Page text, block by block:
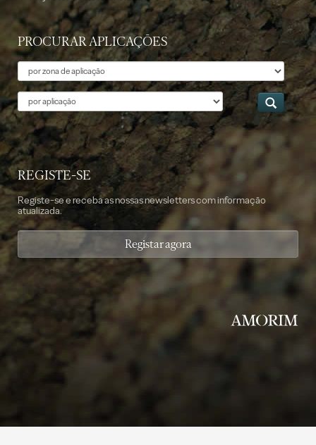
PROCURAR APLICAÇÕES
Tema
Aplicação
REGISTE-SE
Registe-se e receba as nossas newsletters com informação
atualizada.
Registar agora